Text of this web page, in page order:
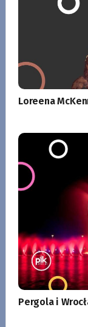
Loreena
Pergola i